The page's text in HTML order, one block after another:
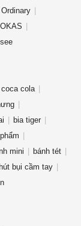
coca cola
bia tiger
mini
bánh tét
bụi cầm tay